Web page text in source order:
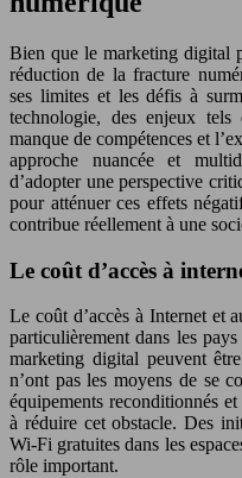
Bien que le marketing digital
réduction de la fracture
ses limites et les défis à
technologie, des enjeux
manque de compétences et
approche nuancée et
d’adopter une perspective
pour atténuer ces effets
contribue réellement à une
Le coût d’accès à
Le coût d’accès à Internet et
particulièrement dans les
marketing digital peuvent
n’ont pas les moyens de se
équipements reconditionnés
à réduire cet obstacle. Des
Wi-Fi gratuites dans les
rôle important.